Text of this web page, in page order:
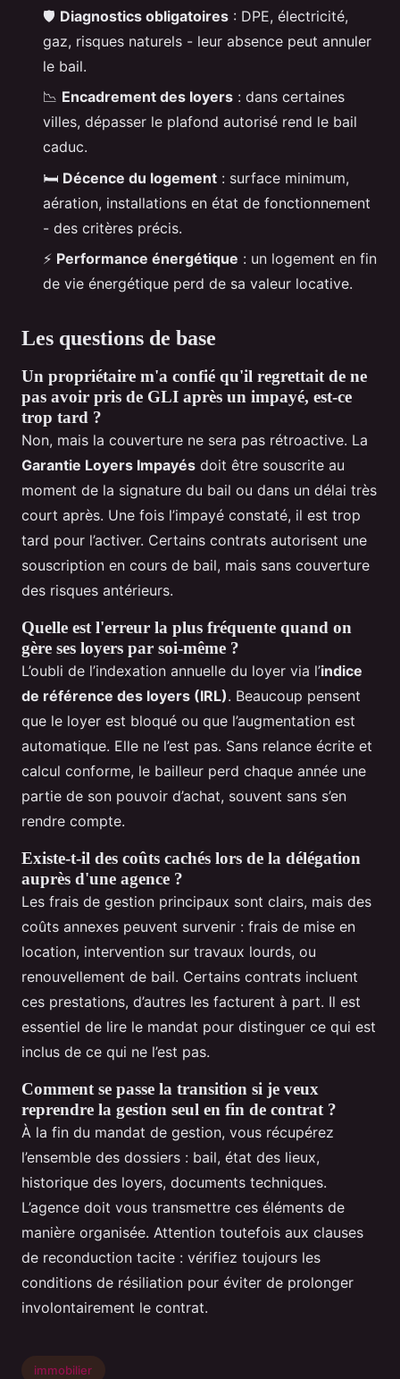
🛡️ Diagnostics obligatoires : DPE, électricité,
gaz, risques naturels - leur absence peut annuler
le bail.
📉 Encadrement des loyers : dans certaines
villes, dépasser le plafond autorisé rend le bail
caduc.
🛏️ Décence du logement : surface minimum,
aération, installations en état de fonctionnement
- des critères précis.
⚡ Performance énergétique : un logement en fin
de vie énergétique perd de sa valeur locative.
Les questions de base
Un propriétaire m'a confié qu'il regrettait de ne
pas avoir pris de GLI après un impayé, est-ce
trop tard ?
Non, mais la couverture ne sera pas rétroactive. La
Garantie Loyers Impayés doit être souscrite au
moment de la signature du bail ou dans un délai très
court après. Une fois l’impayé constaté, il est trop
tard pour l’activer. Certains contrats autorisent une
souscription en cours de bail, mais sans couverture
des risques antérieurs.
Quelle est l'erreur la plus fréquente quand on
gère ses loyers par soi-même ?
L’oubli de l’indexation annuelle du loyer via l’indice
de référence des loyers (IRL). Beaucoup pensent
que le loyer est bloqué ou que l’augmentation est
automatique. Elle ne l’est pas. Sans relance écrite et
calcul conforme, le bailleur perd chaque année une
partie de son pouvoir d’achat, souvent sans s’en
rendre compte.
Existe-t-il des coûts cachés lors de la délégation
auprès d'une agence ?
Les frais de gestion principaux sont clairs, mais des
coûts annexes peuvent survenir : frais de mise en
location, intervention sur travaux lourds, ou
renouvellement de bail. Certains contrats incluent
ces prestations, d’autres les facturent à part. Il est
essentiel de lire le mandat pour distinguer ce qui est
inclus de ce qui ne l’est pas.
Comment se passe la transition si je veux
reprendre la gestion seul en fin de contrat ?
À la fin du mandat de gestion, vous récupérez
l’ensemble des dossiers : bail, état des lieux,
historique des loyers, documents techniques.
L’agence doit vous transmettre ces éléments de
manière organisée. Attention toutefois aux clauses
de reconduction tacite : vérifiez toujours les
conditions de résiliation pour éviter de prolonger
involontairement le contrat.
immobilier